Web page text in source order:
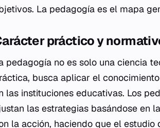
La pedagogía es el mapa
práctico y
pedagogía no es solo una ciencia
busca aplicar el
las instituciones educativas. Los
las estrategias basándose en
la acción, haciendo que el